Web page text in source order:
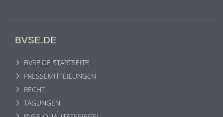
BVSE.DE
BVSE.DE STARTSEITE
PRESSEMITTEILUNGEN
RECHT
TAGUNGEN